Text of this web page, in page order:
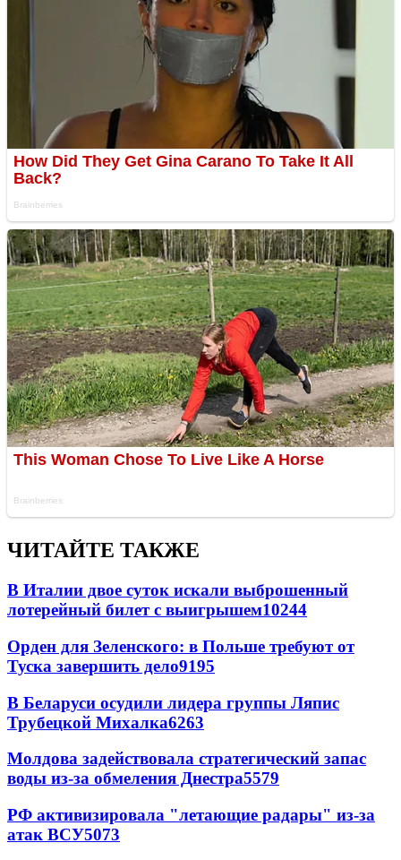
ЧИТАЙТЕ ТАКЖЕ
В Италии двое суток искали выброшенный
лотерейный билет с выигрышем10244
Орден для Зеленского: в Польше требуют от
Туска завершить дело9195
В Беларуси осудили лидера группы Ляпис
Трубецкой Михалка6263
Молдова задействовала стратегический запас
воды из-за обмеления Днестра5579
РФ активизировала "летающие радары" из-за
атак ВСУ5073